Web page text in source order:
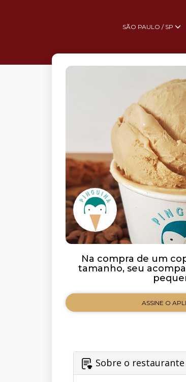
SÃO PAULO / SP
Na compra de um
tamanho, seu
ASSINE O
Sobre o restaurante